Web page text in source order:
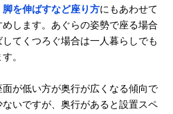
を伸ばすなど座り方にもあわせて
します。あぐらの姿勢で座る場合
てくつろぐ場合は一人暮らしでも
。
が低い方が奥行が広くなる傾向で
いですが、奥行があると設置スペ